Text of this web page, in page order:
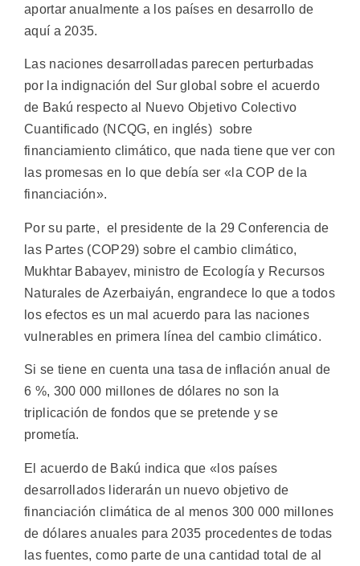
aportar anualmente a los países en desarrollo de
aquí a 2035.
Las naciones desarrolladas parecen perturbadas
por la indignación del Sur global sobre el acuerdo
de Bakú respecto al Nuevo Objetivo Colectivo
Cuantificado (NCQG, en inglés) sobre
financiamiento climático, que nada tiene que ver con
las promesas en lo que debía ser «la COP de la
financiación».
Por su parte, el presidente de la 29 Conferencia de
las Partes (COP29) sobre el cambio climático,
Mukhtar Babayev, ministro de Ecología y Recursos
Naturales de Azerbaiyán, engrandece lo que a todos
los efectos es un mal acuerdo para las naciones
vulnerables en primera línea del cambio climático.
Si se tiene en cuenta una tasa de inflación anual de
6 %, 300 000 millones de dólares no son la
triplicación de fondos que se pretende y se
prometía.
El acuerdo de Bakú indica que «los países
desarrollados liderarán un nuevo objetivo de
financiación climática de al menos 300 000 millones
de dólares anuales para 2035 procedentes de todas
las fuentes, como parte de una cantidad total de al